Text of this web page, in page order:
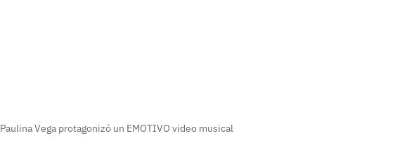
Paulina Vega protagonizó un EMOTIVO video musical